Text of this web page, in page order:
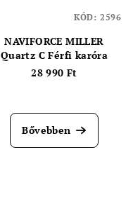
NAVIFORCE MILLER
Quartz C Férfi karóra
28 990 Ft
Bővebben
KÓD: 2596